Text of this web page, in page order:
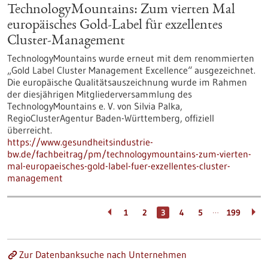
TechnologyMountains: Zum vierten Mal
europäisches Gold-Label für exzellentes
Cluster-Management
TechnologyMountains wurde erneut mit dem renommierten
„Gold Label Cluster Management Excellence“ ausgezeichnet.
Die europäische Qualitätsauszeichnung wurde im Rahmen
der diesjährigen Mitgliederversammlung des
TechnologyMountains e. V. von Silvia Palka,
RegioClusterAgentur Baden-Württemberg, offiziell
überreicht.
https://www.gesundheitsindustrie-
bw.de/fachbeitrag/pm/technologymountains-zum-vierten-
mal-europaeisches-gold-label-fuer-exzellentes-cluster-
management
1 2 3 4 5 … 199
Zur Datenbanksuche nach Unternehmen